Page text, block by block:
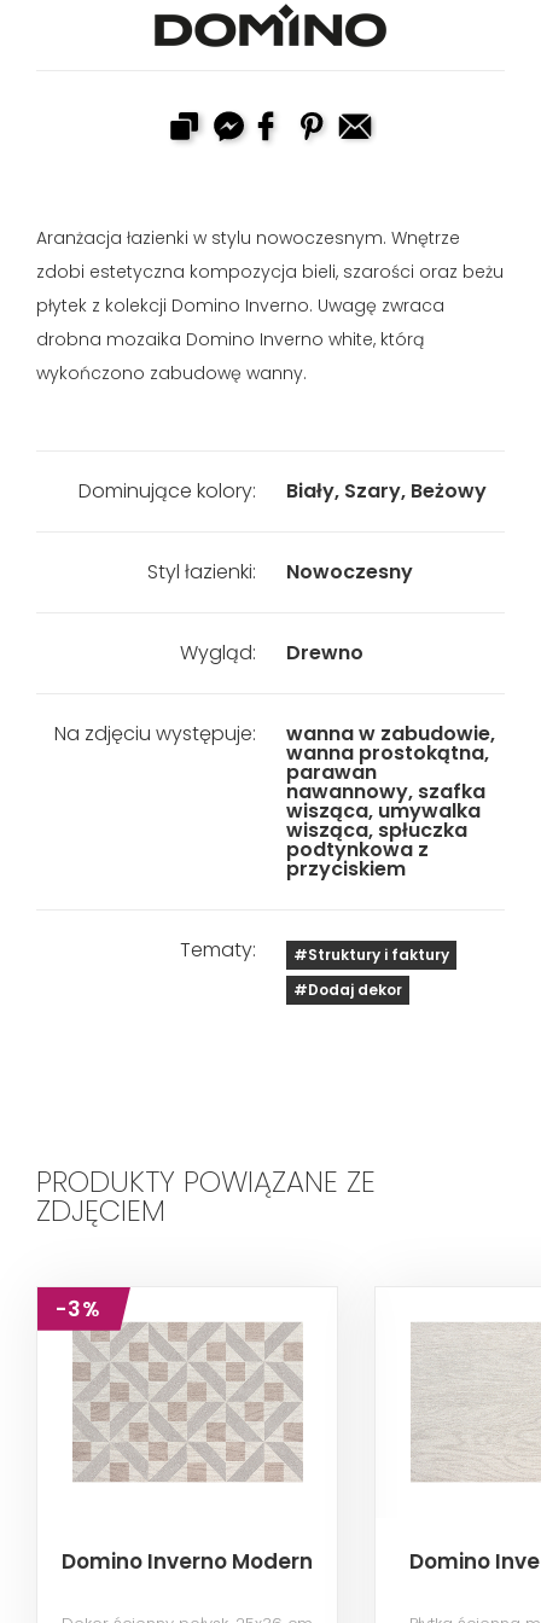
Aranżacja łazienki w stylu nowoczesnym. Wnętrze
zdobi estetyczna kompozycja bieli, szarości oraz beżu
płytek z kolekcji Domino Inverno. Uwagę zwraca
drobna mozaika Domino Inverno white, którą
wykończono zabudowę wanny.
Dominujące kolory: Biały, Szary, Beżowy
Styl łazienki: Nowoczesny
Wygląd: Drewno
Na zdjęciu występuje: wanna w zabudowie,
wanna prostokątna,
parawan
nawannowy, szafka
wisząca, umywalka
wisząca, spłuczka
podtynkowa z
przyciskiem
Tematy:
#Struktury i faktury
#Dodaj dekor
PRODUKTY POWIĄZANE ZE
ZDJĘCIEM
-3%
Domino Inverno Modern Domino